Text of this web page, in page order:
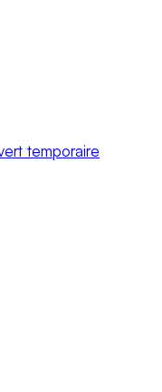
temporaire